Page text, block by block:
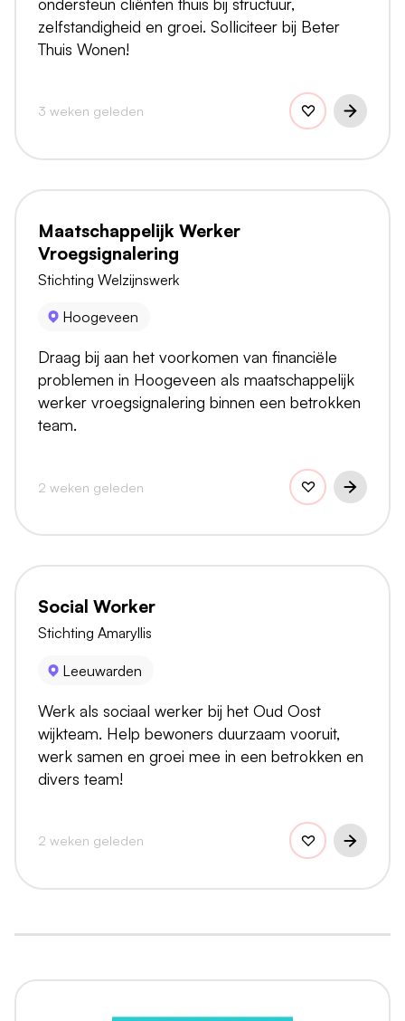
zelfstandigheid en groei. Solliciteer bij Beter
Thuis Wonen!
3 weken geleden
Maatschappelijk Werker
Vroegsignalering
Stichting Welzijnswerk
Hoogeveen
Draag bij aan het voorkomen van financiële
problemen in Hoogeveen als maatschappelijk
werker vroegsignalering binnen een betrokken
team.
2 weken geleden
Social Worker
Stichting Amaryllis
Leeuwarden
Werk als sociaal werker bij het Oud Oost
wijkteam. Help bewoners duurzaam vooruit,
werk samen en groei mee in een betrokken en
divers team!
2 weken geleden